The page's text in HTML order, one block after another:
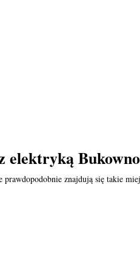
elektryką
prawdopodobnie znajdują się takie